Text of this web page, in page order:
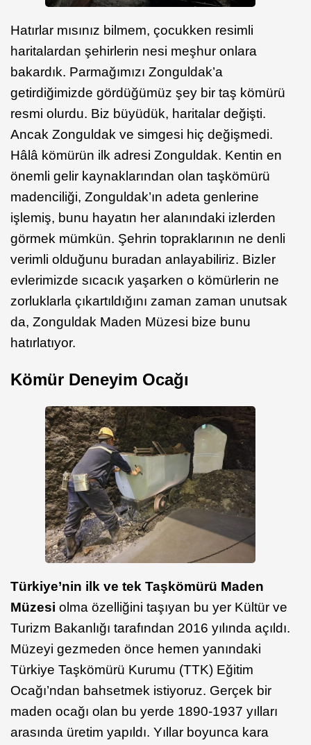
Hatırlar mısınız bilmem, çocukken resimli
haritalardan şehirlerin nesi meşhur onlara
bakardık. Parmağımızı Zonguldak’a
getirdiğimizde gördüğümüz şey bir taş kömürü
resmi olurdu. Biz büyüdük, haritalar değişti.
Ancak Zonguldak ve simgesi hiç değişmedi.
Hâlâ kömürün ilk adresi Zonguldak. Kentin en
önemli gelir kaynaklarından olan taşkömürü
madenciliği, Zonguldak’ın adeta genlerine
işlemiş, bunu hayatın her alanındaki izlerden
görmek mümkün. Şehrin topraklarının ne denli
verimli olduğunu buradan anlayabiliriz. Bizler
evlerimizde sıcacık yaşarken o kömürlerin ne
zorluklarla çıkartıldığını zaman zaman unutsak
da, Zonguldak Maden Müzesi bize bunu
hatırlatıyor.
Kömür Deneyim Ocağı
Türkiye’nin ilk ve tek Taşkömürü Maden
Müzesi olma özelliğini taşıyan bu yer Kültür ve
Turizm Bakanlığı tarafından 2016 yılında açıldı.
Müzeyi gezmeden önce hemen yanındaki
Türkiye Taşkömürü Kurumu (TTK) Eğitim
Ocağı’ndan bahsetmek istiyoruz. Gerçek bir
maden ocağı olan bu yerde 1890-1937 yılları
arasında üretim yapıldı. Yıllar boyunca kara